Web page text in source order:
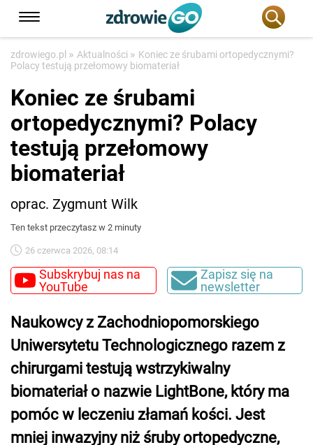
zdrowiego.pl » Aktualności » Koniec ze śrubami ortopedycznymi?
Polacy testują przełomowy biomateriał
Koniec ze śrubami
ortopedycznymi? Polacy
testują przełomowy
biomateriał
oprac. Zygmunt Wilk
Ten tekst przeczytasz w 2 minuty
26 czerwca 2026, 08:14
Subskrybuj nas na
YouTube
Zapisz się na
newsletter
Naukowcy z Zachodniopomorskiego
Uniwersytetu Technologicznego razem z
chirurgami testują wstrzykiwalny
biomateriał o nazwie LightBone, który ma
pomóc w leczeniu złamań kości. Jest
mniej inwazyjny niż śruby ortopedyczne,